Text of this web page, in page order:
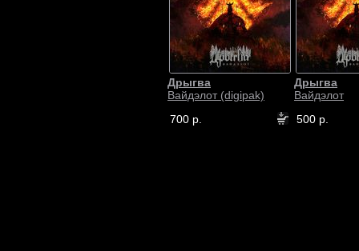
Дрыгва
Вайдэлот (digipak)
700 р.
Дрыгва
Вайдэлот
500 р.